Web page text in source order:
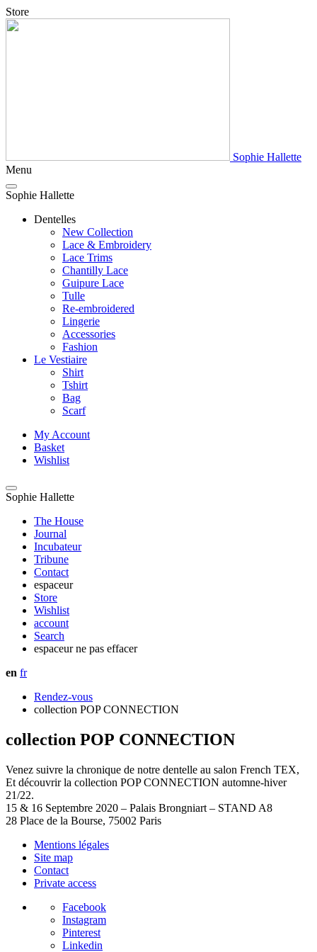
Store
Sophie Hallette
Menu
Sophie Hallette
Dentelles
New Collection
Lace & Embroidery
Lace Trims
Chantilly Lace
Guipure Lace
Tulle
Re-embroidered
Lingerie
Accessories
Fashion
Le Vestiaire
Shirt
Tshirt
Bag
Scarf
My Account
Basket
Wishlist
Sophie Hallette
The House
Journal
Incubateur
Tribune
Contact
espaceur
Store
Wishlist
account
Search
espaceur ne pas effacer
en fr
Rendez-vous
collection POP CONNECTION
collection POP CONNECTION
Venez suivre la chronique de notre dentelle au salon French TEX,
Et découvrir la collection POP CONNECTION automne-hiver
21/22.
15 & 16 Septembre 2020 – Palais Brongniart – STAND A8
28 Place de la Bourse, 75002 Paris
Mentions légales
Site map
Contact
Private access
Facebook
Instagram
Pinterest
Linkedin